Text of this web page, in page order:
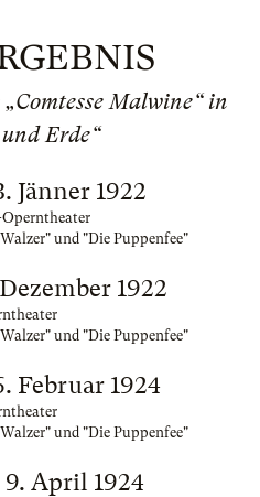
Malwine“ in
Erde“
Jänner 1922
und "Die Puppenfee"
1922
und "Die Puppenfee"
Februar 1924
und "Die Puppenfee"
April 1924